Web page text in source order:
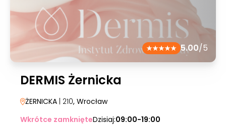
5.00/5
DERMIS Żernicka
ŻERNICKA | 210, Wrocław
Wkrótce zamknięteDzisiaj:09:00-19:00